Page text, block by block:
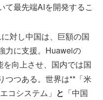
て最先端AIを開発するこ
対し中国は、巨額の国
力に支援。Huaweiの
を向上させ、国内では国
つつある。世界は**「米
コシステム」 と 「中国